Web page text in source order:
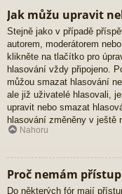
Jak můžu upravit
Stejně jako v případě
autorem, moderátorem
klikněte na tlačítko pro
hlasování vždy připojeno.
můžou smazat hlasování
ale již uživatelé hlasovali,
upravit nebo smazat
hlasování změněny v ještě
Nahoru
Proč nemám
Do některých fór mají